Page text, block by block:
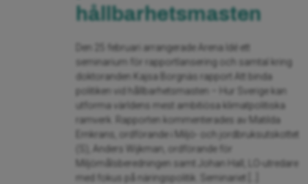
hållbarhetsmasten
Den 25 februari arrangerade Arena Idé ett
seminarium för rapportlansering och samtal kring
doktoranden Kajsa Borgnäs rapport Att binda
politiken vid hållbarhetsmasten – Hur Sverige kan
utforma världens mest ambitiösa klimatpolitiska
ramverk. Rapporten kommenterades av Matilda
Ernkrans, ordförande i Miljö- och jordbruksutskottet
(S), Anders Wijkman, ordförande för
Miljömålsberedningen samt Johan Hall, LO-utredare
med fokus på näringspolitik. Seminariet […]